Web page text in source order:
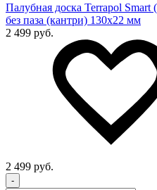
Палубная доска Terrapol
без паза (кантри) 130х22 мм
2 499 руб.
2 499 руб.
-